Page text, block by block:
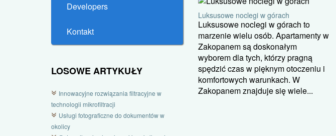
Developers
Kontakt
LOSOWE ARTYKUŁY
Innowacyjne rozwiązania filtracyjne w
technologii mikrofiltracji
Usługi fotograficzne do dokumentów w
okolicy
Luksusowe noclegi w górach
Luksusowe noclegi w górach to
marzenie wielu osób. Apartamenty w
Zakopanem są doskonałym
wyborem dla tych, którzy pragną
spędzić czas w pięknym otoczeniu i
komfortowych warunkach. W
Zakopanem znajduje się wiele...